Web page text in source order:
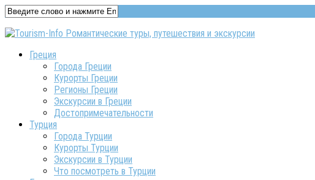
Греция
Города Греции
Курорты Греции
Регионы Греции
Экскурсии в Греции
Достопримечательности
Турция
Города Турции
Курорты Турции
Экскурсии в Турции
Что посмотреть в Турции